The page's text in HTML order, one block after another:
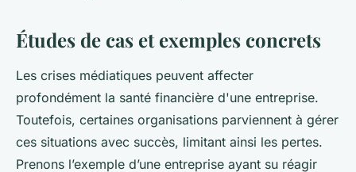
Études de cas et exemples concrets
Les crises médiatiques peuvent affecter
profondément la santé financière d'une entreprise.
Toutefois, certaines organisations parviennent à gérer
ces situations avec succès, limitant ainsi les pertes.
Prenons l’exemple d’une entreprise ayant su réagir